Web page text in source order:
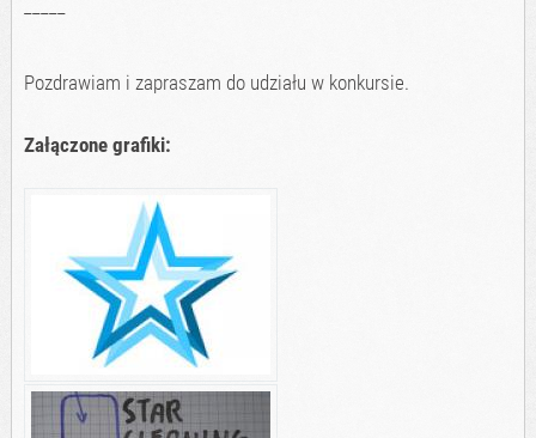
Pozdrawiam i zapraszam do udziału w konkursie.
Załączone grafiki: